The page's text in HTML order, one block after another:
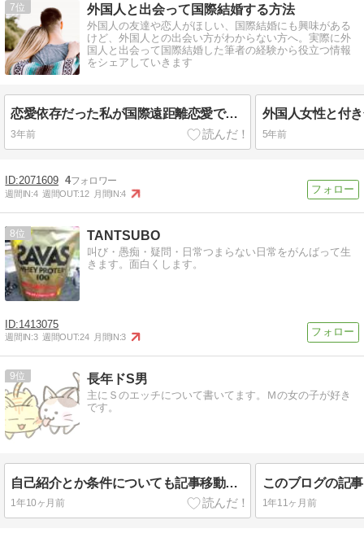
7 外国人と出会って国際結婚する方法
外国人の友達や恋人がほしい、国際結婚にも興味がある
けど、外国人との出会い方がわからない方へ。実際に外
国人と出会って国際結婚した筆者の経験から役立つ情報
をシェアしていきます
恋愛依存だった私が国際遠距離恋愛で彼が突然音信不通になってから復縁できるまでにやった事
3年前 5年前
2071609 4
週間IN:4 週間OUT:12 月間IN:4
8 TANTSUBO
叫び・愚痴・疑問・日常つまらない日常をがんばって生
きます。面白くします。
1413075
週間IN:3 週間OUT:24 月間IN:3
9 長年ドS男
主にＳのエッチについて書いてます。Ｍの女の子が好き
です。
自己紹介とか条件についても記事移動した
1年10ヶ月前
このブログの記
1年11ヶ月前